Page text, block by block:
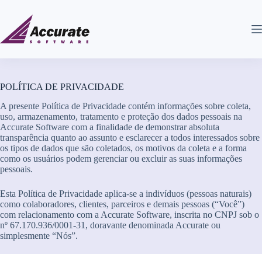
POLÍTICA DE PRIVACIDADE
A presente Política de Privacidade contém informações sobre coleta,
uso, armazenamento, tratamento e proteção dos dados pessoais na
Accurate Software com a finalidade de demonstrar absoluta
transparência quanto ao assunto e esclarecer a todos interessados sobre
os tipos de dados que são coletados, os motivos da coleta e a forma
como os usuários podem gerenciar ou excluir as suas informações
pessoais.
Esta Política de Privacidade aplica-se a indivíduos (pessoas naturais)
como colaboradores, clientes, parceiros e demais pessoas (“Você”)
com relacionamento com a Accurate Software, inscrita no CNPJ sob o
nº 67.170.936/0001-31, doravante denominada Accurate ou
simplesmente “Nós”.